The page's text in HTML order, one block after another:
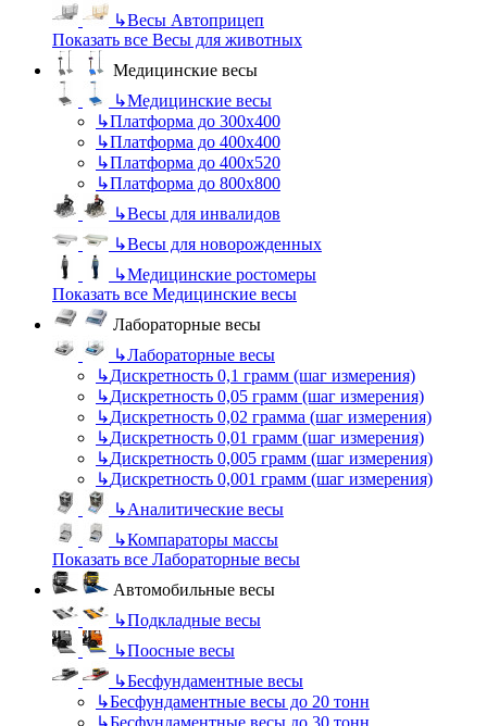
↳Весы Автоприцеп
Показать все Весы для животных
Медицинские весы
↳Медицинские весы
↳Платформа до 300х400
↳Платформа до 400х400
↳Платформа до 400х520
↳Платформа до 800х800
↳Весы для инвалидов
↳Весы для новорожденных
↳Медицинские ростомеры
Показать все Медицинские весы
Лабораторные весы
↳Лабораторные весы
↳Дискретность 0,1 грамм (шаг измерения)
↳Дискретность 0,05 грамм (шаг измерения)
↳Дискретность 0,02 грамма (шаг измерения)
↳Дискретность 0,01 грамм (шаг измерения)
↳Дискретность 0,005 грамм (шаг измерения)
↳Дискретность 0,001 грамм (шаг измерения)
↳Аналитические весы
↳Компараторы массы
Показать все Лабораторные весы
Автомобильные весы
↳Подкладные весы
↳Поосные весы
↳Бесфундаментные весы
↳Бесфундаментные весы до 20 тонн
↳Бесфундаментные весы до 30 тонн